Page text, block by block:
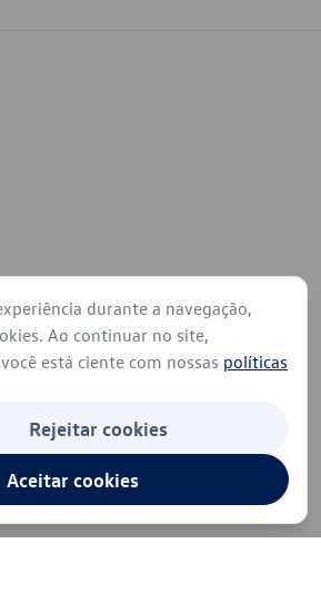
durante a navegação,
Ao continuar no site,
está ciente com nossas políticas
Rejeitar cookies
Aceitar cookies